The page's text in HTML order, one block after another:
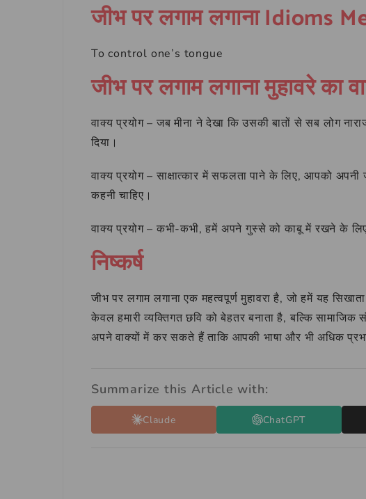
जीभ पर लगाम लगाना Idioms
To control one’s tongue
जीभ पर लगाम लगाना मुहावरे का
वाक्य प्रयोग – जब मीना ने देखा कि उसकी बातों से सब लोग
दिया।
वाक्य प्रयोग – साक्षात्कार में सफलता पाने के लिए, आपको
कहनी चाहिए।
वाक्य प्रयोग – कभी-कभी, हमें अपने गुस्से को काबू में रखने के
निष्कर्ष
जीभ पर लगाम लगाना एक महत्वपूर्ण मुहावरा है, जो हमें यह
केवल हमारी व्यक्तिगत छवि को बेहतर बनाता है, बल्कि
अपने वाक्यों में कर सकते हैं ताकि आपकी भाषा और भी अधिक
Summarize this Article with:
Claude ChatGPT